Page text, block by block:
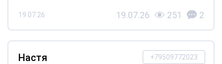
19.07.26 19.07.26 251 2
+79509772023
Настя